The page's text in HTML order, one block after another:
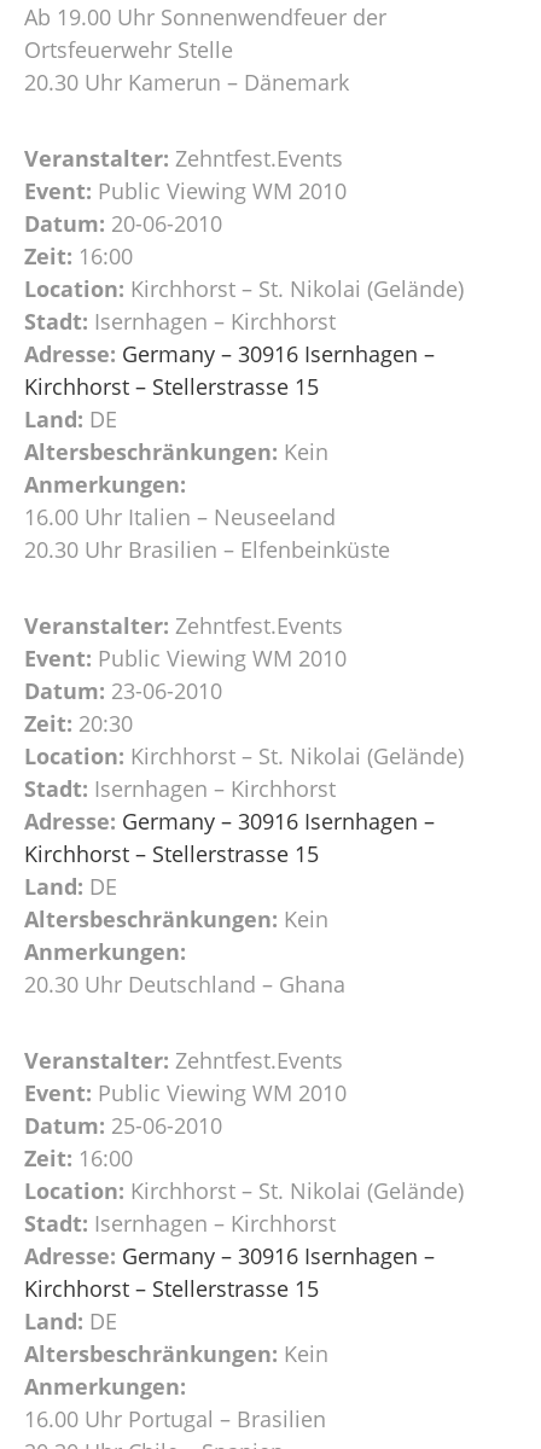
Ab 19.00 Uhr Sonnenwendfeuer der
Ortsfeuerwehr Stelle
20.30 Uhr Kamerun – Dänemark
Veranstalter: Zehntfest.Events
Event: Public Viewing WM 2010
Datum: 20-06-2010
Zeit: 16:00
Location: Kirchhorst – St. Nikolai (Gelände)
Stadt: Isernhagen – Kirchhorst
Adresse: Germany – 30916 Isernhagen –
Kirchhorst – Stellerstrasse 15
Land: DE
Altersbeschränkungen: Kein
Anmerkungen:
16.00 Uhr Italien – Neuseeland
20.30 Uhr Brasilien – Elfenbeinküste
Veranstalter: Zehntfest.Events
Event: Public Viewing WM 2010
Datum: 23-06-2010
Zeit: 20:30
Location: Kirchhorst – St. Nikolai (Gelände)
Stadt: Isernhagen – Kirchhorst
Adresse: Germany – 30916 Isernhagen –
Kirchhorst – Stellerstrasse 15
Land: DE
Altersbeschränkungen: Kein
Anmerkungen:
20.30 Uhr Deutschland – Ghana
Veranstalter: Zehntfest.Events
Event: Public Viewing WM 2010
Datum: 25-06-2010
Zeit: 16:00
Location: Kirchhorst – St. Nikolai (Gelände)
Stadt: Isernhagen – Kirchhorst
Adresse: Germany – 30916 Isernhagen –
Kirchhorst – Stellerstrasse 15
Land: DE
Altersbeschränkungen: Kein
Anmerkungen:
16.00 Uhr Portugal – Brasilien